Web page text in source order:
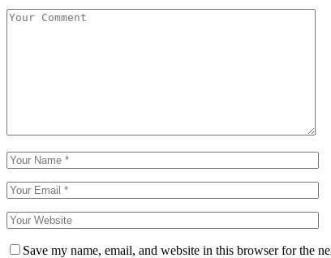
Save my name, email, and website in this browser for the